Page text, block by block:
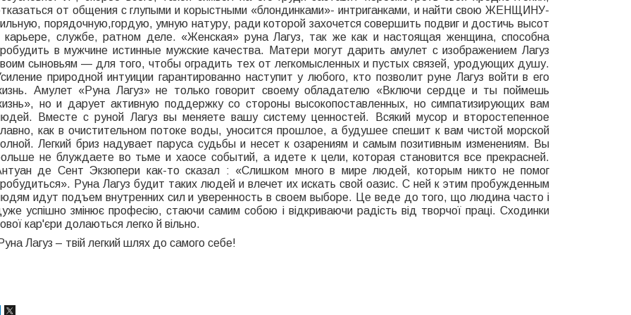
от общения с глупыми и корыстными «блондинками»- интриганками, и найти свою ЖЕНЩИНУ-
порядочную,гордую, умную натуру, ради которой захочется совершить подвиг и достичь высот
карьере, службе, ратном деле. «Женская» руна Лагуз, так же как и настоящая женщина, способна
в мужчине истинные мужские качества. Матери могут дарить амулет с изображением Лагуз
сыновьям — для того, чтобы оградить тех от легкомысленных и пустых связей, уродующих душу.
природной интуиции гарантированно наступит у любого, кто позволит руне Лагуз войти в его
Амулет «Руна Лагуз» не только говорит своему обладателю «Включи сердце и ты поймешь
но и дарует активную поддержку со стороны высокопоставленных, но симпатизирующих вам
Вместе с руной Лагуз вы меняете вашу систему ценностей. Всякий мусор и второстепенное
как в очистительном потоке воды, уносится прошлое, а будушее спешит к вам чистой морской
Легкий бриз надувает паруса судьбы и несет к озарениям и самым позитивным изменениям. Вы
не блуждаете во тьме и хаосе событий, а идете к цели, которая становится все прекрасней.
де Сент Экзюпери как-то сказал : «Слишком много в мире людей, которым никто не помог
Руна Лагуз будит таких людей и влечет их искать свой оазис. С ней к этим пробужденным
идут подъем внутренних сил и уверенность в своем выборе. Це веде до того, що людина часто і
успішно змінює професію, стаючи самим собою і відкриваючи радість від творчої праці. Сходинки
кар'єри долаються легко й вільно.
Лагуз – твій легкий шлях до самого себе!